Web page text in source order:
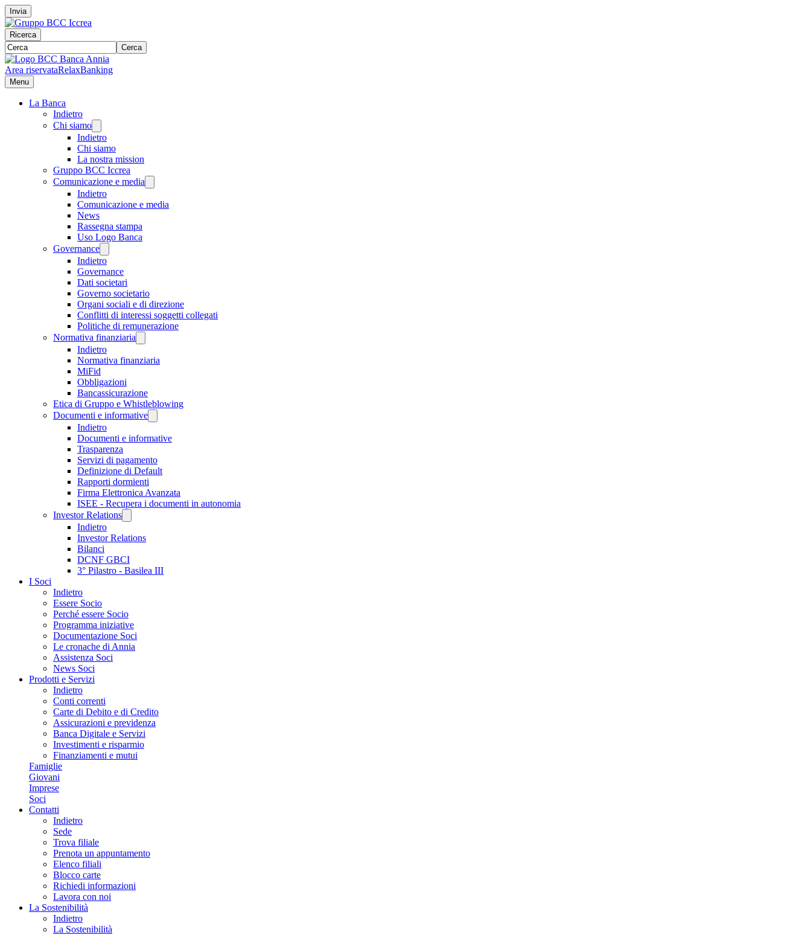
Invia
Ricerca
Cerca
Area riservataRelaxBanking
Menu
La Banca
Indietro
Chi siamo
Indietro
Chi siamo
La nostra mission
Gruppo BCC Iccrea
Comunicazione e media
Indietro
Comunicazione e media
News
Rassegna stampa
Uso Logo Banca
Governance
Indietro
Governance
Dati societari
Governo societario
Organi sociali e di direzione
Conflitti di interessi soggetti collegati
Politiche di remunerazione
Normativa finanziaria
Indietro
Normativa finanziaria
MiFid
Obbligazioni
Bancassicurazione
Etica di Gruppo e Whistleblowing
Documenti e informative
Indietro
Documenti e informative
Trasparenza
Servizi di pagamento
Definizione di Default
Rapporti dormienti
Firma Elettronica Avanzata
ISEE - Recupera i documenti in autonomia
Investor Relations
Indietro
Investor Relations
Bilanci
DCNF GBCI
3° Pilastro - Basilea III
I Soci
Indietro
Essere Socio
Perché essere Socio
Programma iniziative
Documentazione Soci
Le cronache di Annia
Assistenza Soci
News Soci
Prodotti e Servizi
Indietro
Conti correnti
Carte di Debito e di Credito
Assicurazioni e previdenza
Banca Digitale e Servizi
Investimenti e risparmio
Finanziamenti e mutui
Famiglie
Giovani
Imprese
Soci
Contatti
Indietro
Sede
Trova filiale
Prenota un appuntamento
Elenco filiali
Blocco carte
Richiedi informazioni
Lavora con noi
La Sostenibilità
Indietro
La Sostenibilità